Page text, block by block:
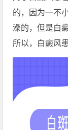
的，因为一不
澡的，但是白
所以，白癜风